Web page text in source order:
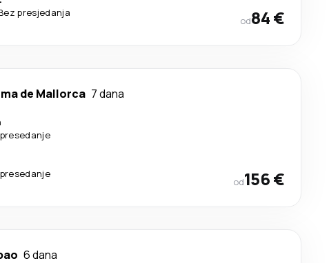
presjedanja
od84 €
de Mallorca 7 dana
presedanje
presedanje
od156 €
6 dana